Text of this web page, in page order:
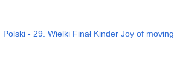
- 29. Wielki Finał Kinder Joy of moving